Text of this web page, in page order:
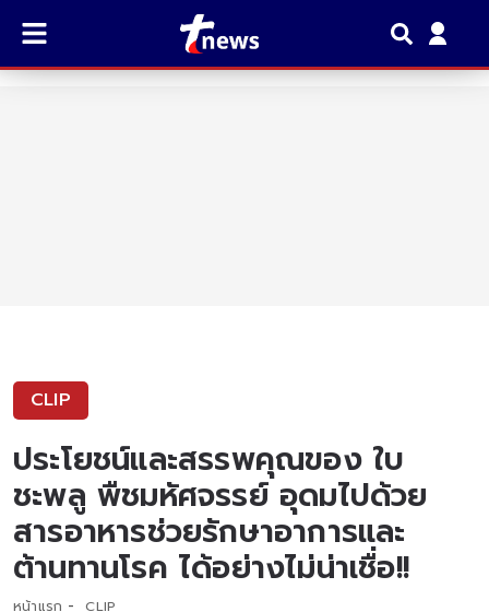
CLIP
ประโยชน์และสรรพคุณของ ใบ
ชะพลู พืชมหัศจรรย์ อุดมไปด้วย
สารอาหารช่วยรักษาอาการและ
ต้านทานโรค ได้อย่างไม่น่าเชื่อ!!
หน้าแรก CLIP